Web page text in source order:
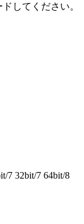
してください。
7 32bit/7 64bit/8